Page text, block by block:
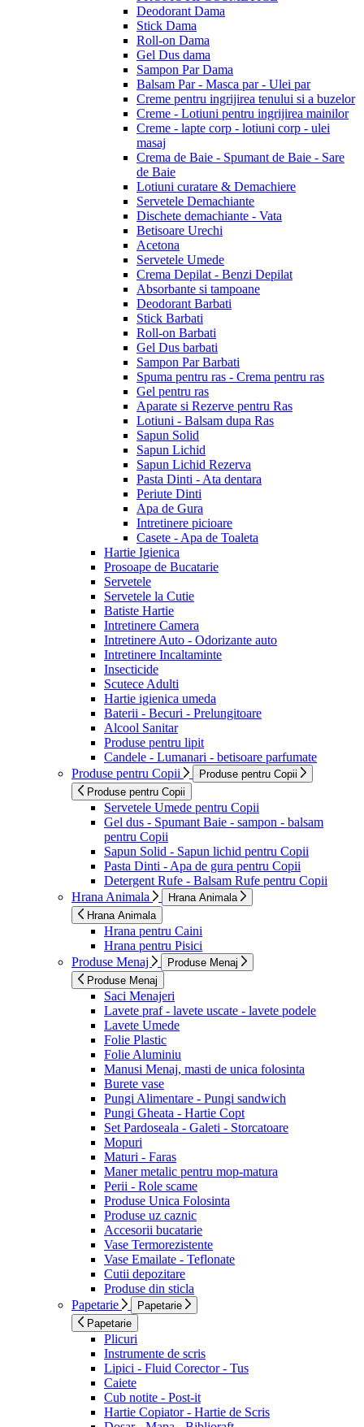
Deodorant Dama
Stick Dama
Roll-on Dama
Gel Dus dama
Sampon Par Dama
Balsam Par - Masca par - Ulei par
Creme pentru ingrijirea tenului si a buzelor
Creme - Lotiuni pentru ingrijirea mainilor
Creme - lapte corp - lotiuni corp - ulei
masaj
Crema de Baie - Spumant de Baie - Sare
de Baie
Lotiuni curatare & Demachiere
Servetele Demachiante
Dischete demachiante - Vata
Betisoare Urechi
Acetona
Servetele Umede
Crema Depilat - Benzi Depilat
Absorbante si tampoane
Deodorant Barbati
Stick Barbati
Roll-on Barbati
Gel Dus barbati
Sampon Par Barbati
Spuma pentru ras - Crema pentru ras
Gel pentru ras
Aparate si Rezerve pentru Ras
Lotiuni - Balsam dupa Ras
Sapun Solid
Sapun Lichid
Sapun Lichid Rezerva
Pasta Dinti - Ata dentara
Periute Dinti
Apa de Gura
Intretinere picioare
Casete - Apa de Toaleta
Hartie Igienica
Prosoape de Bucatarie
Servetele
Servetele la Cutie
Batiste Hartie
Intretinere Camera
Intretinere Auto - Odorizante auto
Intretinere Incaltaminte
Insecticide
Scutece Adulti
Hartie igienica umeda
Baterii - Becuri - Prelungitoare
Alcool Sanitar
Produse pentru lipit
Candele - Lumanari - betisoare parfumate
Produse pentru Copii
Produse pentru Copii
Produse pentru Copii
Servetele Umede pentru Copii
Gel dus - Spumant Baie - sampon - balsam
pentru Copii
Sapun Solid - Sapun lichid pentru Copii
Pasta Dinti - Apa de gura pentru Copii
Detergent Rufe - Balsam Rufe pentru Copii
Hrana Animala
Hrana Animala
Hrana Animala
Hrana pentru Caini
Hrana pentru Pisici
Produse Menaj
Produse Menaj
Produse Menaj
Saci Menajeri
Lavete praf - lavete uscate - lavete podele
Lavete Umede
Folie Plastic
Folie Aluminiu
Manusi Menaj, masti de unica folosinta
Burete vase
Pungi Alimentare - Pungi sandwich
Pungi Gheata - Hartie Copt
Set Pardoseala - Galeti - Storcatoare
Mopuri
Maturi - Faras
Maner metalic pentru mop-matura
Perii - Role scame
Produse Unica Folosinta
Produse uz caznic
Accesorii bucatarie
Vase Termorezistente
Vase Emailate - Teflonate
Cutii depozitare
Produse din sticla
Papetarie
Papetarie
Papetarie
Plicuri
Instrumente de scris
Lipici - Fluid Corector - Tus
Caiete
Cub notite - Post-it
Hartie Copiator - Hartie de Scris